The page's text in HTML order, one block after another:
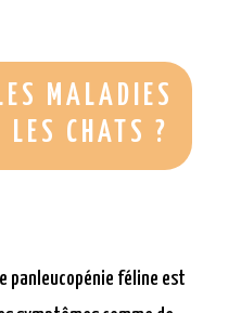
MALADIES
LES CHATS ?
panleucopénie féline est